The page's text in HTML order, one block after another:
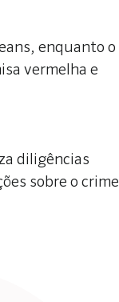
enquanto o
vermelha e
diligências
sobre o crime